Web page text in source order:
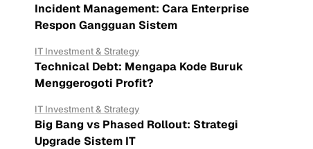
Incident Management: Cara Enterprise
Respon Gangguan Sistem
IT Investment & Strategy
Technical Debt: Mengapa Kode Buruk
Menggerogoti Profit?
IT Investment & Strategy
Big Bang vs Phased Rollout: Strategi
Upgrade Sistem IT